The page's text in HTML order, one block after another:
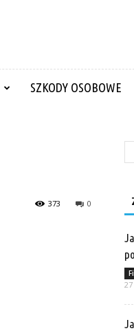
SZKODY OSOBOWE
0
373